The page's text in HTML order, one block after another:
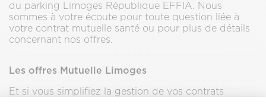
du parking Limoges République EFFIA. Nous
sommes à votre écoute pour toute question liée à
votre contrat mutuelle santé ou pour plus de détails
concernant nos offres.
Les offres Mutuelle Limoges
Et si vous simplifiez la gestion de vos contrats